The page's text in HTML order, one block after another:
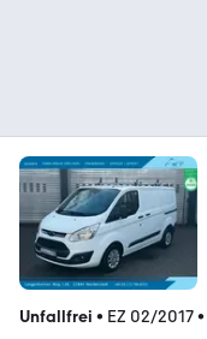
Unfallfrei • EZ 02/2017•